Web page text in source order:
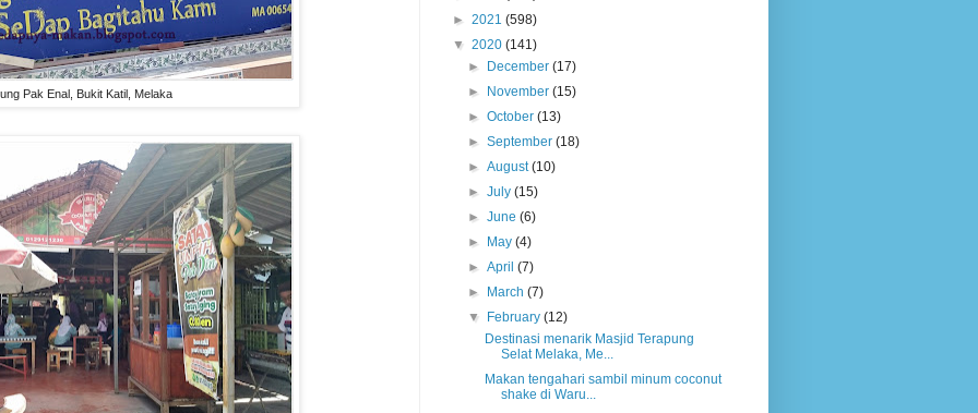
Pak Enal, Bukit Katil, Melaka
► 2021 (598)
▼ 2020 (141)
►
December(17)
►
November(15)
►October(13)
►September(18)
►August(10)
►July(15)
►June(6)
►
May(4)
►April(7)
►
March(7)
▼
February(12)
Destinasi menarik Masjid Terapung
Selat Melaka, Me...
Makan tengahari sambil minum coconut
shake di Waru...